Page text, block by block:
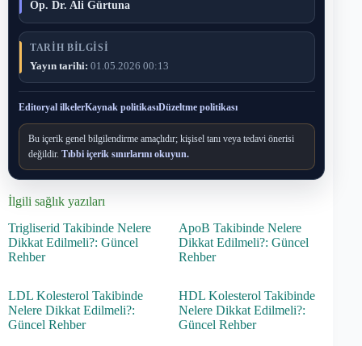
Op. Dr. Ali Gürtuna
TARIH BILGISI
Yayın tarihi: 01.05.2026 00:13
Editoryal ilkelerKaynak politikasıDüzeltme politikası
Bu içerik genel bilgilendirme amaçlıdır; kişisel tanı veya tedavi önerisi
değildir. Tıbbi içerik sınırlarını okuyun.
İlgili sağlık yazıları
Trigliserid Takibinde Nelere
Dikkat Edilmeli?: Güncel
Rehber
ApoB Takibinde Nelere
Dikkat Edilmeli?: Güncel
Rehber
LDL Kolesterol Takibinde
Nelere Dikkat Edilmeli?:
Güncel Rehber
HDL Kolesterol Takibinde
Nelere Dikkat Edilmeli?:
Güncel Rehber